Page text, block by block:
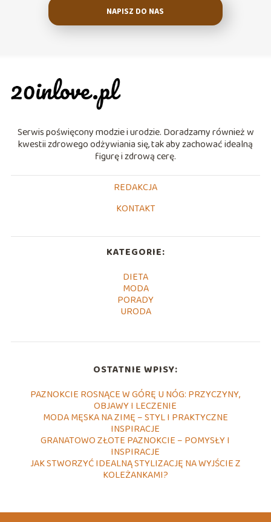
NAPISZ DO NAS
Serwis poświęcony modzie i urodzie. Doradzamy również w
kwestii zdrowego odżywiania się, tak aby zachować idealną
figurę i zdrową cerę.
REDAKCJA
KONTAKT
KATEGORIE:
DIETA
MODA
PORADY
URODA
OSTATNIE WPISY:
PAZNOKCIE ROSNĄCE W GÓRĘ U NÓG: PRZYCZYNY,
OBJAWY I LECZENIE
MODA MĘSKA NA ZIMĘ – STYL I PRAKTYCZNE
INSPIRACJE
GRANATOWO ZŁOTE PAZNOKCIE – POMYSŁY I
INSPIRACJE
JAK STWORZYĆ IDEALNĄ STYLIZACJĘ NA WYJŚCIE Z
KOLEŻANKAMI?